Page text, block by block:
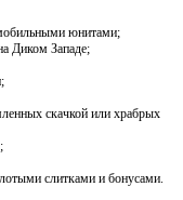
юнитами;
Диком Западе;
скачкой или храбрых
слитками и бонусами.